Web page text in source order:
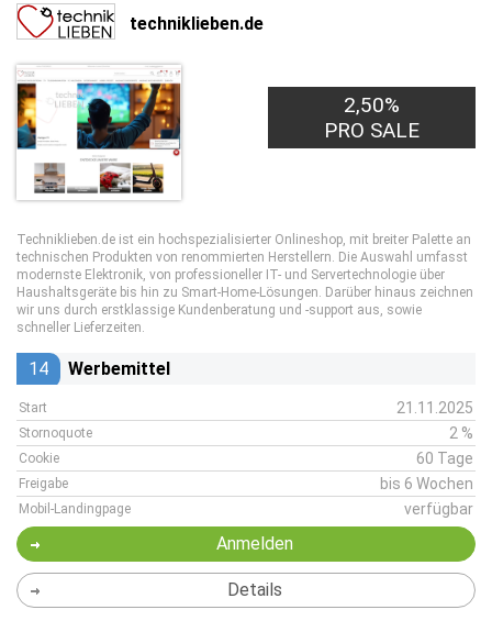
techniklieben.de
2,50%
PRO SALE
Techniklieben.de ist ein hochspezialisierter Onlineshop, mit breiter Palette an
technischen Produkten von renommierten Herstellern. Die Auswahl umfasst
modernste Elektronik, von professioneller IT- und Servertechnologie über
Haushaltsgeräte bis hin zu Smart-Home-Lösungen. Darüber hinaus zeichnen
wir uns durch erstklassige Kundenberatung und -support aus, sowie
schneller Lieferzeiten.
14 Werbemittel
Start 21.11.2025
Stornoquote 2 %
Cookie 60 Tage
Freigabe bis 6 Wochen
Mobil-Landingpage verfügbar
Anmelden
Details